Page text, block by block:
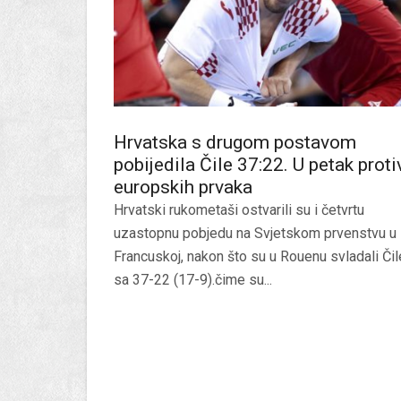
Hrvatska s drugom postavom
pobijedila Čile 37:22. U petak
europskih prvaka
Hrvatski rukometaši ostvarili su i četvrtu
uzastopnu pobjedu na Svjetskom prvenstvu u
Francuskoj, nakon što su u Rouenu svladali
sa 37-22 (17-9).čime su...